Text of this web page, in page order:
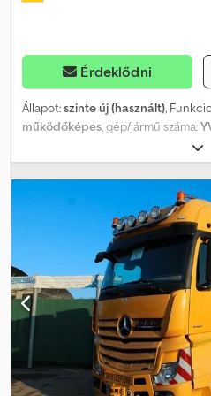
Érdeklődni
Állapot:szinte új (használt),
működőképes, gép/jármű száma:
,
első forgalomba helyezés:12/2024,
tömeg:9 411 kg, maximális
27 500 kg
385/55
gumiabroncs állapota:70 százalék
3 900 mm,
12/2026, üzemanyag:
kapacitása:480 l, kombinált
fékek:retarder, szín:fekete,
automata, sebességek száma:12 ,
felfüggesztés:levegő, ülések
teljes szélesség:2 544 mm, teljes
megengedett tengelyterhelés (1.
megengedett tengelyterhelés (2.